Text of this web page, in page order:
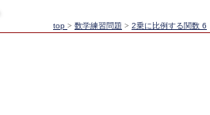
top > 数学練習問題 > 2乗に比例する関数 6